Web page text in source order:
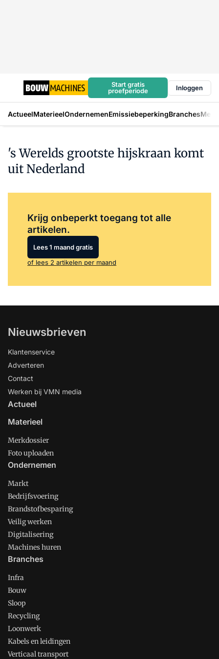
Start gratis
proefperiode
Inloggen
ActueelMaterieelOndernemenEmissiebeperkingBranches
's Werelds grootste hijskraan komt
uit Nederland
Krijg onbeperkt toegang tot alle
artikelen.
Lees 1 maand gratis
of lees 2 artikelen per maand
Nieuwsbrieven
Klantenservice
Adverteren
Contact
Werken bij VMN media
Actueel
Materieel
Merkdossier
Foto uploaden
Ondernemen
Markt
Bedrijfsvoering
Brandstofbesparing
Veilig werken
Digitalisering
Machines huren
Branches
Infra
Bouw
Sloop
Recycling
Loonwerk
Kabels en leidingen
Verticaal transport